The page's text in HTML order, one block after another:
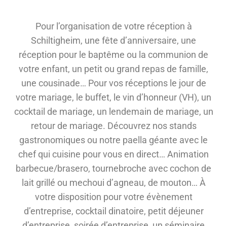
Pour l’organisation de votre réception à
Schiltigheim, une fête d’anniversaire, une
réception pour le baptême ou la communion de
votre enfant, un petit ou grand repas de famille,
une cousinade… Pour vos réceptions le jour de
votre mariage, le buffet, le vin d’honneur (VH), un
cocktail de mariage, un lendemain de mariage, un
retour de mariage. Découvrez nos stands
gastronomiques ou notre paella géante avec le
chef qui cuisine pour vous en direct… Animation
barbecue/brasero, tournebroche avec cochon de
lait grillé ou mechoui d’agneau, de mouton… À
votre disposition pour votre évènement
d’entreprise, cocktail dinatoire, petit déjeuner